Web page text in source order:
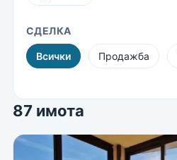
СДЕЛКА
Всички Продажба
87 имота